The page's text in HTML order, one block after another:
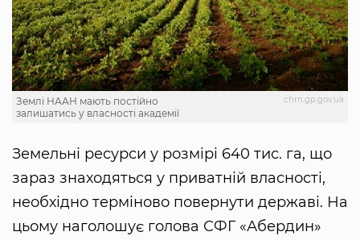
chrn.gp.gov.ua
Землі НААН мають постійно
залишатись у власності академії
Земельні ресурси у розмірі 640 тис. га, що
зараз знаходяться у приватній власності,
необхідно терміново повернути державі. На
цьому наголошує голова СФГ «Абердин»